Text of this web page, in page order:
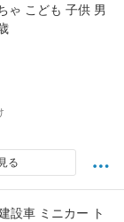
ゃ こども 子供 男
る
設車 ミニカー ト